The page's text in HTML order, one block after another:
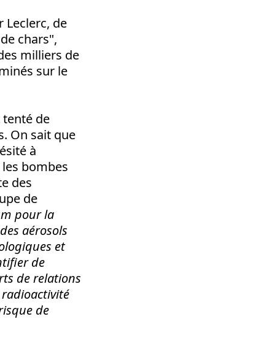
Leclerc, de
chars",
milliers de
sur le
tenté de
On sait que
à
bombes
des
de
pour la
aérosols
et
de
de relations
de